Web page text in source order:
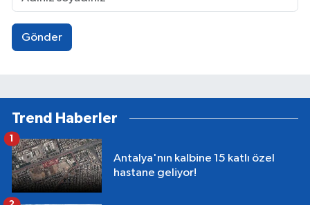
Gönder
Trend Haberler
Antalya'nın kalbine 15 katlı özel
hastane geliyor!
1